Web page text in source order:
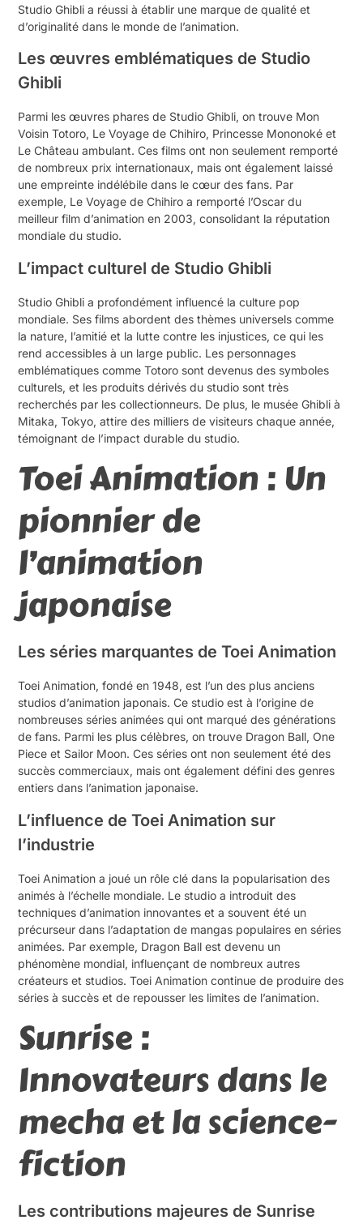
Studio Ghibli a réussi à établir une marque de qualité et
d’originalité dans le monde de l’animation.
Les œuvres emblématiques de Studio
Ghibli
Parmi les œuvres phares de Studio Ghibli, on trouve Mon
Voisin Totoro, Le Voyage de Chihiro, Princesse Mononoké et
Le Château ambulant. Ces films ont non seulement remporté
de nombreux prix internationaux, mais ont également laissé
une empreinte indélébile dans le cœur des fans. Par
exemple, Le Voyage de Chihiro a remporté l’Oscar du
meilleur film d’animation en 2003, consolidant la réputation
mondiale du studio.
L’impact culturel de Studio Ghibli
Studio Ghibli a profondément influencé la culture pop
mondiale. Ses films abordent des thèmes universels comme
la nature, l’amitié et la lutte contre les injustices, ce qui les
rend accessibles à un large public. Les personnages
emblématiques comme Totoro sont devenus des symboles
culturels, et les produits dérivés du studio sont très
recherchés par les collectionneurs. De plus, le musée Ghibli à
Mitaka, Tokyo, attire des milliers de visiteurs chaque année,
témoignant de l’impact durable du studio.
Toei Animation : Un
pionnier de
l’animation
japonaise
Les séries marquantes de Toei Animation
Toei Animation, fondé en 1948, est l’un des plus anciens
studios d’animation japonais. Ce studio est à l’origine de
nombreuses séries animées qui ont marqué des générations
de fans. Parmi les plus célèbres, on trouve Dragon Ball, One
Piece et Sailor Moon. Ces séries ont non seulement été des
succès commerciaux, mais ont également défini des genres
entiers dans l’animation japonaise.
L’influence de Toei Animation sur
l’industrie
Toei Animation a joué un rôle clé dans la popularisation des
animés à l’échelle mondiale. Le studio a introduit des
techniques d’animation innovantes et a souvent été un
précurseur dans l’adaptation de mangas populaires en séries
animées. Par exemple, Dragon Ball est devenu un
phénomène mondial, influençant de nombreux autres
créateurs et studios. Toei Animation continue de produire des
séries à succès et de repousser les limites de l’animation.
Sunrise :
Innovateurs dans le
mecha et la science-
fiction
Les contributions majeures de Sunrise